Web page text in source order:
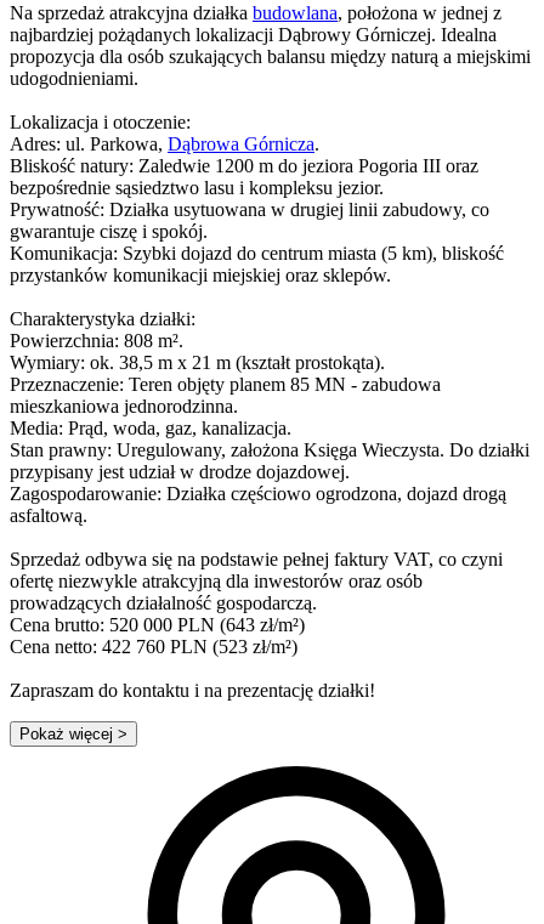
Na sprzedaż atrakcyjna działka budowlana, położona w jednej z
najbardziej pożądanych lokalizacji Dąbrowy Górniczej. Idealna
propozycja dla osób szukających balansu między naturą a miejskimi
udogodnieniami.
Lokalizacja i otoczenie:
Adres: ul. Parkowa, Dąbrowa Górnicza.
Bliskość natury: Zaledwie 1200 m do jeziora Pogoria III oraz
bezpośrednie sąsiedztwo lasu i kompleksu jezior.
Prywatność: Działka usytuowana w drugiej linii zabudowy, co
gwarantuje ciszę i spokój.
Komunikacja: Szybki dojazd do centrum miasta (5 km), bliskość
przystanków komunikacji miejskiej oraz sklepów.
Charakterystyka działki:
Powierzchnia: 808 m².
Wymiary: ok. 38,5 m x 21 m (kształt prostokąta).
Przeznaczenie: Teren objęty planem 85 MN - zabudowa
mieszkaniowa jednorodzinna.
Media: Prąd, woda, gaz, kanalizacja.
Stan prawny: Uregulowany, założona Księga Wieczysta. Do działki
przypisany jest udział w drodze dojazdowej.
Zagospodarowanie: Działka częściowo ogrodzona, dojazd drogą
asfaltową.
Sprzedaż odbywa się na podstawie pełnej faktury VAT, co czyni
ofertę niezwykle atrakcyjną dla inwestorów oraz osób
prowadzących działalność gospodarczą.
Cena brutto: 520 000 PLN (643 zł/m²)
Cena netto: 422 760 PLN (523 zł/m²)
Zapraszam do kontaktu i na prezentację działki!
Pokaż więcej >